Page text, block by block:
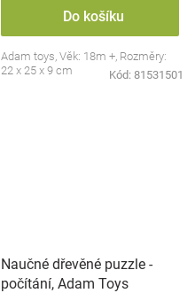
Do košíku
Adam toys, Věk: 18m +, Rozměry:
22 x 25 x 9 cm
Kód: 81531501
Naučné dřevěné puzzle -
počítání, Adam Toys